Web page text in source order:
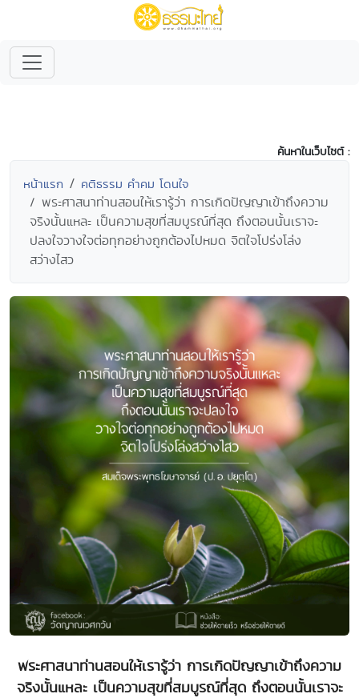
ค้นหาในเว็บไซต์ :
หน้าแรก คติธรรม คำคม โดนใจ
พระศาสนาท่านสอนให้เรารู้ว่า การเกิดปัญญาเข้าถึงความ
จริงนั้นแหละ เป็นความสุขที่สมบูรณ์ที่สุด ถึงตอนนั้นเราจะ
ปลงใจวางใจต่อทุกอย่างถูกต้องไปหมด จิตใจโปร่งโล่ง
สว่างไสว
พระศาสนาท่านสอนให้เรารู้ว่า การเกิดปัญญาเข้าถึงความ
จริงนั้นแหละ เป็นความสุขที่สมบูรณ์ที่สุด ถึงตอนนั้นเราจะ